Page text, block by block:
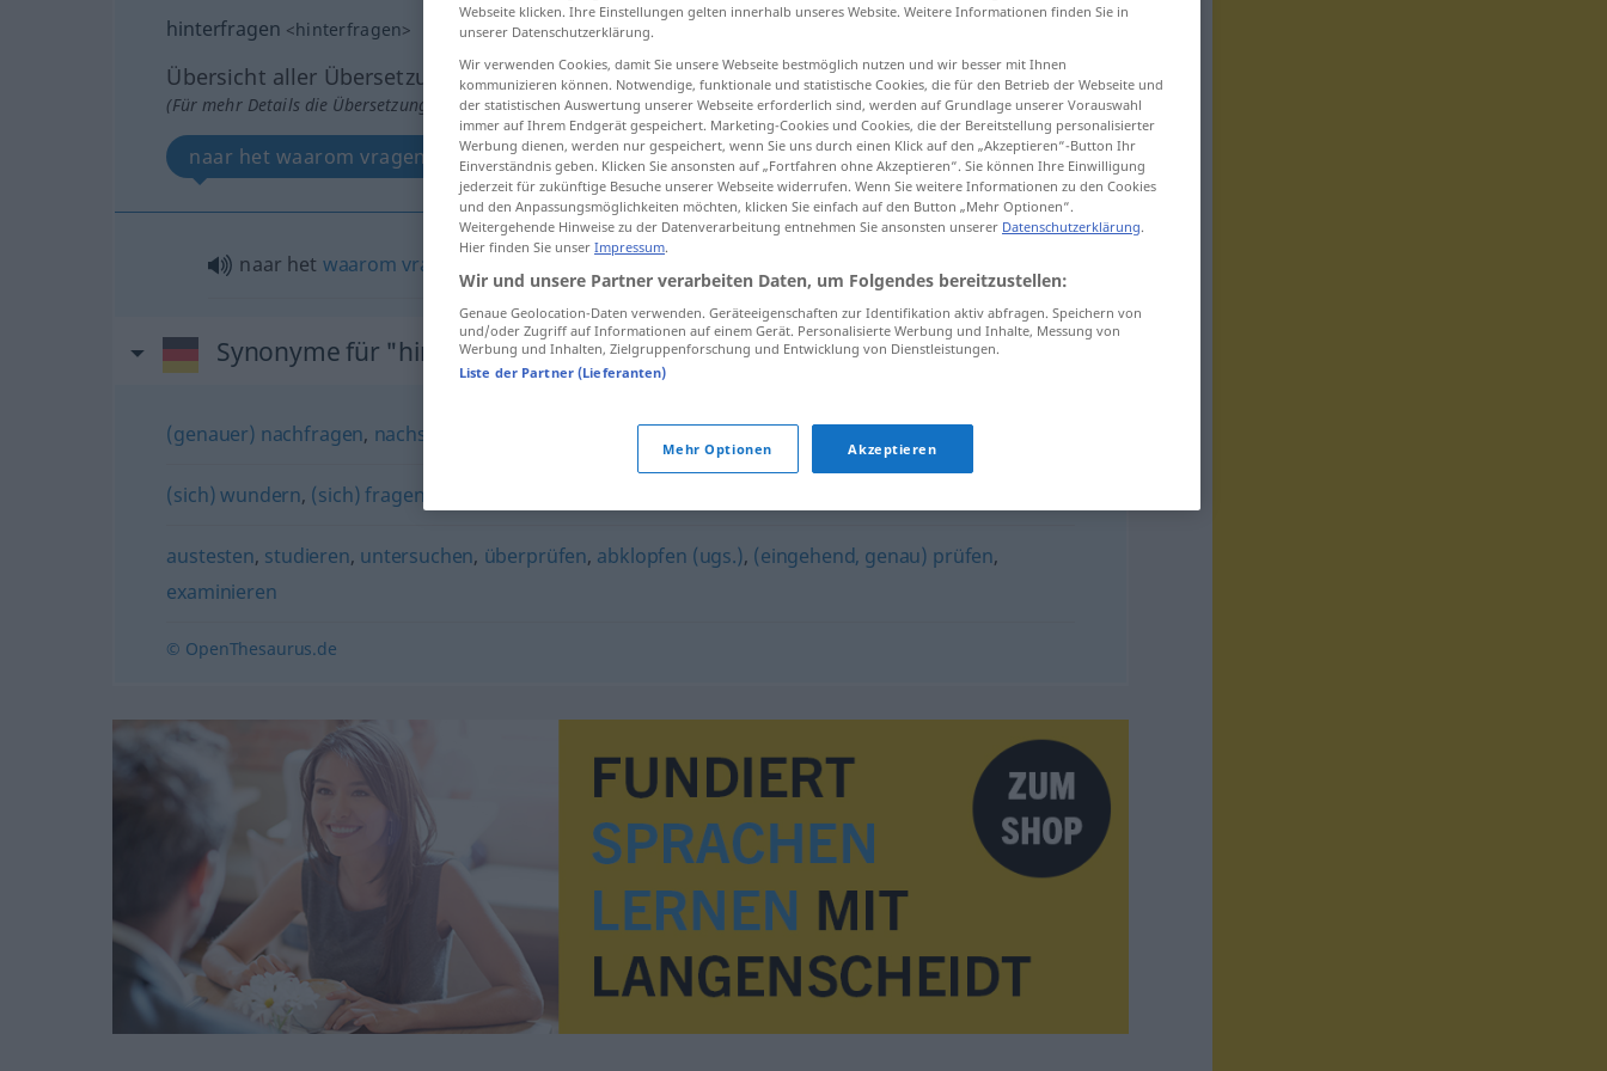
hinterfragen <hinterfragen>
Übersicht aller Übersetzungen
(Für mehr Details die Übersetzung anklicken/antippen)
naar het waarom vragen van
naar het waarom vragen
Synonyme für "hinterfragen"
(genauer) nachfragen, nachsuchen (sich) interessieren
(sich) wundern, (sich) fragen
austesten, studieren, untersuchen, überprüfen, abklopfen (ugs.), (eingehend, genau) prüfen,
examinieren
© OpenThesaurus.de
Webseite klicken. Ihre Einstellungen gelten innerhalb unseres Website. Weitere Informationen finden Sie in
unserer Datenschutzerklärung.
Wir verwenden Cookies, damit Sie unsere Webseite bestmöglich nutzen und wir besser mit Ihnen
kommunizieren können. Notwendige, funktionale und statistische Cookies, die für den Betrieb der Webseite und
der statistischen Auswertung unserer Webseite erforderlich sind, werden auf Grundlage unserer Vorauswahl
immer auf Ihrem Endgerät gespeichert. Marketing-Cookies und Cookies, die der Bereitstellung personalisierter
Werbung dienen, werden nur gespeichert, wenn Sie uns durch einen Klick auf den „Akzeptieren“-Button Ihr
Einverständnis geben. Klicken Sie ansonsten auf „Fortfahren ohne Akzeptieren“. Sie können Ihre Einwilligung
jederzeit für zukünftige Besuche unserer Webseite widerrufen. Wenn Sie weitere Informationen zu den Cookies
und den Anpassungsmöglichkeiten möchten, klicken Sie einfach auf den Button „Mehr Optionen“.
Weitergehende Hinweise zu der Datenverarbeitung entnehmen Sie ansonsten unserer Datenschutzerklärung.
Hier finden Sie unser Impressum.
Wir und unsere Partner verarbeiten Daten, um Folgendes bereitzustellen:
Genaue Geolocation-Daten verwenden. Geräteeigenschaften zur Identifikation aktiv abfragen. Speichern von
und/oder Zugriff auf Informationen auf einem Gerät. Personalisierte Werbung und Inhalte, Messung von
Werbung und Inhalten, Zielgruppenforschung und Entwicklung von Dienstleistungen.
Liste der Partner (Lieferanten)
Mehr Optionen Akzeptieren